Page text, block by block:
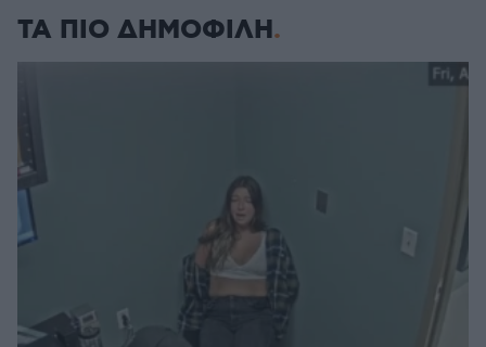
ΤΑ ΠΙΟ ΔΗΜΟΦΙΛΗ